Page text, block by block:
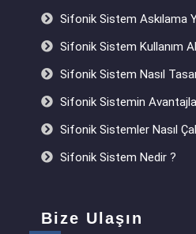
Sifonik Sistem Askılama
Sifonik Sistem Kullanım
Sifonik Sistem Nasıl
Sifonik Sistemin
Sifonik Sistemler Nasıl
Sifonik Sistem Nedir ?
Bize Ulaşın